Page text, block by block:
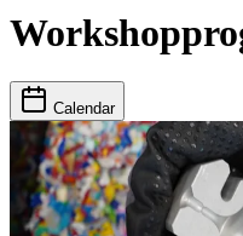
Calendar